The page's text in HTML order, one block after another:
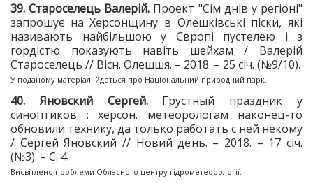
39. Староселець Валерій. Проект "Сім днів у регіоні"
запрошує на Херсонщину в Олешківські піски, які
називають найбільшою у Європі пустелею і з
гордістю показують навіть шейхам / Валерій
Староселець // Вісн. Олешшя. – 2018. – 25 січ. (№9/10).
У поданому матеріалі йдеться про Національний природний парк.
40. Яновский Сергей. Грустный праздник у
синоптиков : херсон. метеорологам наконец-то
обновили технику, да только работать с ней некому
/ Сергей Яновский // Новий день. – 2018. – 17 січ.
(№3). – С. 4.
Висвітлено проблеми Обласного центру гідрометеорології.